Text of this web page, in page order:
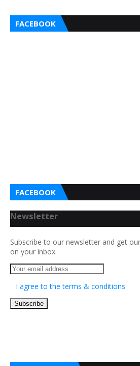
FACEBOOK
FACEBOOK
Newsletter
Subscribe to our newsletter and get
on your inbox.
I agree to the terms & conditions